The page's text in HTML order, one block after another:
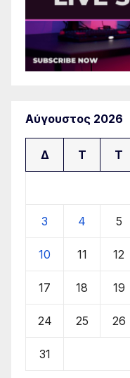
Αύγουστος 2026
Δ Τ Τ
3 4 5
10 11 12
17 18 19
24 25 26
31